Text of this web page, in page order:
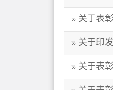
关于表
关于印
关于表